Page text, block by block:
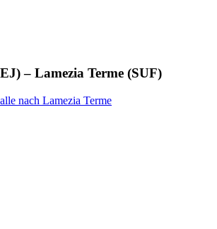
– Lamezia Terme (SUF)
nach Lamezia Terme